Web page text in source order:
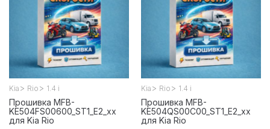
Kia > Rio > 1.4 i
Прошивка MFB-
KE504FS00600_ST1_E2_xx
для Kia Rio
Kia > Rio > 1.4 i
Прошивка MFB-
KE504QS00C00_ST1_E2_xx
для Kia Rio